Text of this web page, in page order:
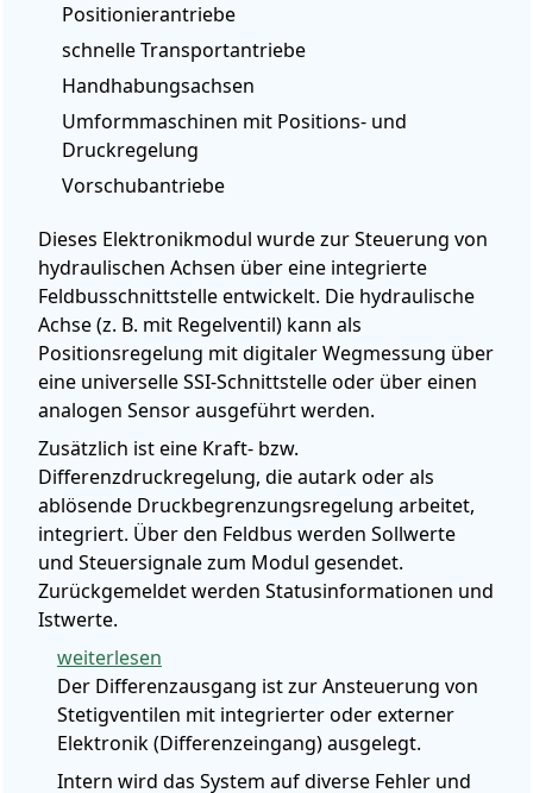
Positionierantriebe
schnelle Transportantriebe
Handhabungsachsen
Umformmaschinen mit Positions- und
Druckregelung
Vorschubantriebe
Dieses Elektronikmodul wurde zur Steuerung von
hydraulischen Achsen über eine integrierte
Feldbusschnittstelle entwickelt. Die hydraulische
Achse (z. B. mit Regelventil) kann als
Positionsregelung mit digitaler Wegmessung über
eine universelle SSI-Schnittstelle oder über einen
analogen Sensor ausgeführt werden.
Zusätzlich ist eine Kraft- bzw.
Differenzdruckregelung, die autark oder als
ablösende Druckbegrenzungsregelung arbeitet,
integriert. Über den Feldbus werden Sollwerte
und Steuersignale zum Modul gesendet.
Zurückgemeldet werden Statusinformationen und
Istwerte.
weiterlesen
Der Differenzausgang ist zur Ansteuerung von
Stetigventilen mit integrierter oder externer
Elektronik (Differenzeingang) ausgelegt.
Intern wird das System auf diverse Fehler und